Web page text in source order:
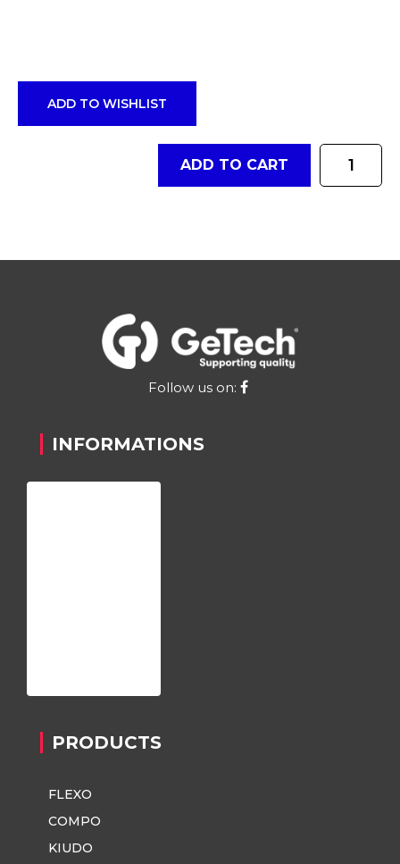
ADD TO WISHLIST
ADD TO CART
Follow us on:
INFORMATIONS
PRODUCTS
FLEXO
COMPO
KIUDO